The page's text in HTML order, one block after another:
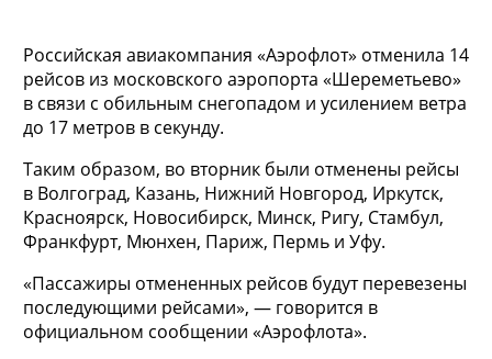
Российская авиакомпания «Аэрофлот» отменила 14
рейсов из московского аэропорта «Шереметьево»
в связи с обильным снегопадом и усилением ветра
до 17 метров в секунду.
Таким образом, во вторник были отменены рейсы
в Волгоград, Казань, Нижний Новгород, Иркутск,
Красноярск, Новосибирск, Минск, Ригу, Стамбул,
Франкфурт, Мюнхен, Париж, Пермь и Уфу.
«Пассажиры отмененных рейсов будут перевезены
последующими рейсами», — говорится в
официальном сообщении «Аэрофлота».